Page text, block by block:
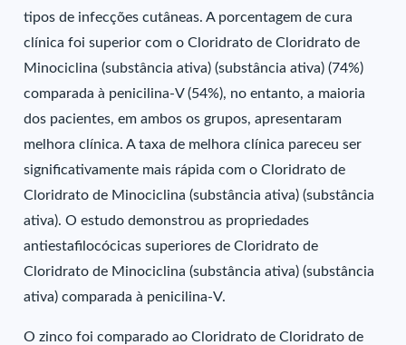
tipos de infecções cutâneas. A porcentagem de cura
clínica foi superior com o Cloridrato de Cloridrato de
Minociclina (substância ativa) (substância ativa) (74%)
comparada à penicilina-V (54%), no entanto, a maioria
dos pacientes, em ambos os grupos, apresentaram
melhora clínica. A taxa de melhora clínica pareceu ser
significativamente mais rápida com o Cloridrato de
Cloridrato de Minociclina (substância ativa) (substância
ativa). O estudo demonstrou as propriedades
antiestafilocócicas superiores de Cloridrato de
Cloridrato de Minociclina (substância ativa) (substância
ativa) comparada à penicilina-V.
O zinco foi comparado ao Cloridrato de Cloridrato de